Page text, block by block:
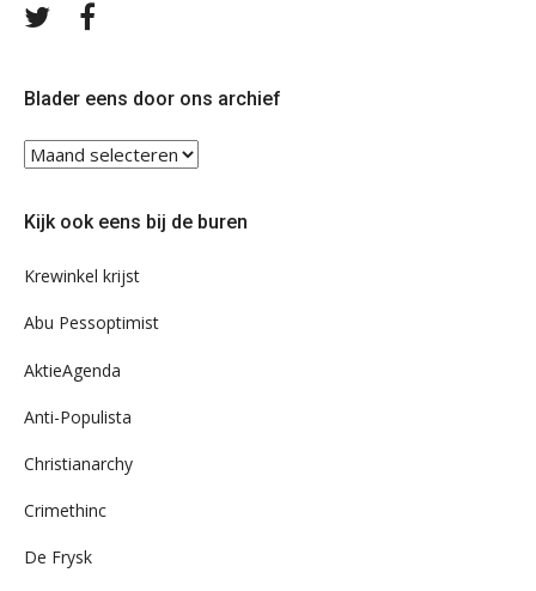
Volg
Blader eens door ons archief
Blader
eens
ons
Kijk ook eens bij de buren
Krewinkel krijst
Abu Pessoptimist
AktieAgenda
Anti-Populista
Christianarchy
Crimethinc
De Frysk